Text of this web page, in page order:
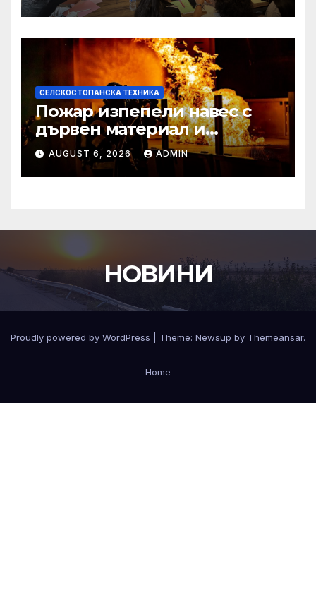
СЕЛСКОСТОПАНСКА ТЕХНИКА
Пожар изпепели навес с
дървен материал и
земеделска техника
AUGUST 6, 2026 ADMIN
НОВИНИ
Proudly powered by WordPress Theme: Newsup by Themeansar.
Home